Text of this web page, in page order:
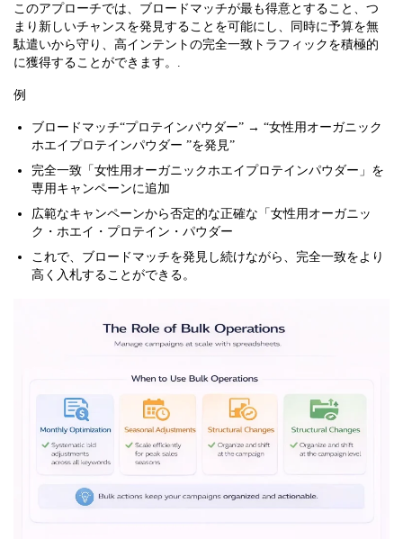
このアプローチでは、ブロードマッチが最も得意とすること、つ
まり新しいチャンスを発見することを可能にし、同時に予算を無
駄遣いから守り、高インテントの完全一致トラフィックを積極的
に獲得することができます。.
例
ブロードマッチ“プロテインパウダー” → “女性用オーガニック
ホエイプロテインパウダー ”を発見”
完全一致「女性用オーガニックホエイプロテインパウダー」を
専用キャンペーンに追加
広範なキャンペーンから否定的な正確な「女性用オーガニッ
ク・ホエイ・プロテイン・パウダー
これで、ブロードマッチを発見し続けながら、完全一致をより
高く入札することができる。